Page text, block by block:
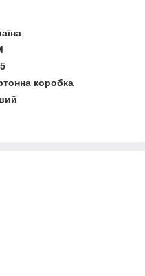
коробка